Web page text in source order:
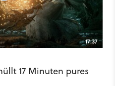
17:37
17 Minuten pures